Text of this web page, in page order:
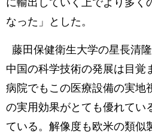
に輸出していく上でより多く
なった」とした。
藤田保健衛生大学の星長清
中国の科学技術の発展は目覚
病院でもこの医療設備の実地
の実用効果がとても優れてい
ている。解像度も欧米の類似